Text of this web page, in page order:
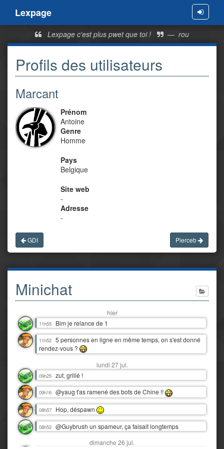
Menu
Lexpage
Lexpage c'est plus pwet que toi ! — rou
Profils des utilisateurs
Marcant
Prénom
Antoine
Genre
Homme
Pays
Belgique
Site web
-
Adresse
-
GDI Pierceb
Minichat
hier
11h55 Bim je relance de 1
11h52 5 personnes en ligne en même temps, on s'est donné
rendez-vous ?
lundi 27 jul.
09h25 zut, grillé !
09h16 @yaug t'as ramené des bots de Chine !!
08h57 Hop, déspawn
08h52 @Guybrush un spameur, ça faisait longtemps
dimanche 26 jul.